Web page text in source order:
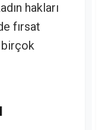
hakları
fırsat